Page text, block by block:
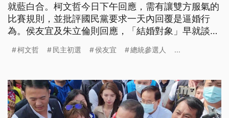
就藍白合。柯文哲今日下午回應，需有讓雙方服氣的
比賽規則，並批評國民黨要求一天內回覆是逼婚行
為。侯友宜及朱立倫則回應，「結婚對象」早就談
柯文哲 民主初選 侯友宜 總統參選人 ...